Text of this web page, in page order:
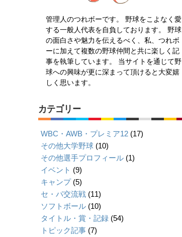
管理人のつれボーです。 野球をこよなく愛
する一般人代表を自負しております。 野球
の面白さや魅力を伝えるべく、私、つれボ
ーに加えて複数の野球仲間と共に楽しく記
事を執筆しています。 当サイトを通じて野
球への興味が更に深まって頂けると大変嬉
しく思います。
カテゴリー
WBC・AWB・プレミア12 (17)
その他大学野球 (10)
その他選手プロフィール (1)
イベント (9)
キャンプ(5)
セ・パ交流戦 (11)
ソフトボール (10)
タイトル・賞・記録 (54)
トピック記事 (7)